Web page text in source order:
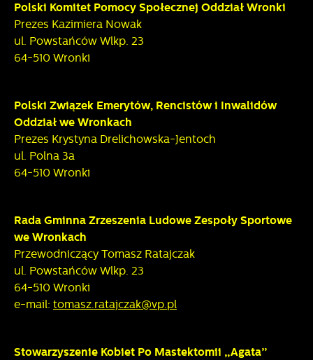
Polski Komitet Pomocy Społecznej Oddział Wronki
Prezes Kazimiera Nowak
ul. Powstańców Wlkp. 23
64-510 Wronki
Polski Związek Emerytów, Rencistów i Inwalidów
Oddział we Wronkach
Prezes Krystyna Drelichowska-Jentoch
ul. Polna 3a
64-510 Wronki
Rada Gminna Zrzeszenia Ludowe Zespoły Sportowe
we Wronkach
Przewodniczący Tomasz Ratajczak
ul. Powstańców Wlkp. 23
64-510 Wronki
e-mail: tomasz.ratajczak@vp.pl
Stowarzyszenie Kobiet Po Mastektomii „Agata”